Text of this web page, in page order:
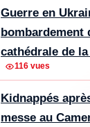
Guerre en
bombardement
cathédrale de
116 vues
Kidnappés
messe au